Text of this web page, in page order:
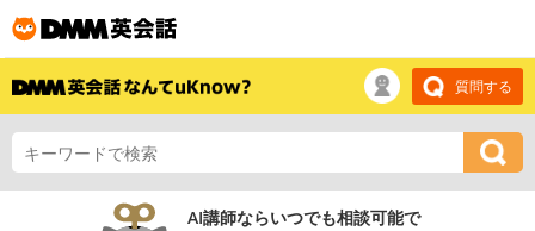
質問する
AI講師ならいつでも相談可能で